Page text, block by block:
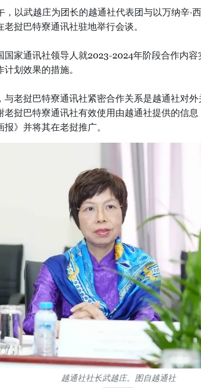
，以武越庄为团长的越通社代表团与以万纳辛·
老挝巴特寮通讯社驻地举行会谈。
国家通讯社领导人就2023-2024年阶段合作内容
划效果的措施。
与老挝巴特寮通讯社紧密合作关系是越通社对
老挝巴特寮通讯社有效使用由越通社提供的信
报》并将其在老挝推广。
越通社社长武越庄。图自越通社